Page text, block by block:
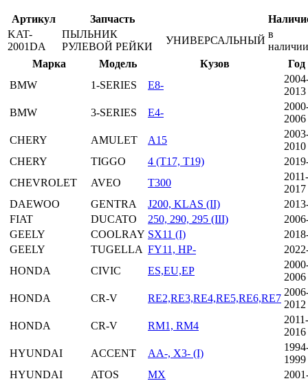
Артикул Запчасть
KAT-
2001DA
ПЫЛЬНИК
РУЛЕВОЙ РЕЙКИ
УНИВЕРСАЛЬНЫЙ
в
наличии
Марка
Модель Кузов
Год
BMW
1-SERIES E8-
2013
BMW
3-SERIES E4-
2006
CHERY
AMULET A15
2010
CHERY
TIGGO 4 (T17, T19)
CHEVROLET
AVEO T300
2011-
2017
DAEWOO
GENTRA J200, KLAS (II)
FIAT
DUCATO 250, 290, 295 (III)
GEELY
COOLRAY SX11 (I)
GEELY
TUGELLA FY11, HP-
HONDA
CIVIC ES,EU,EP
2006
HONDA
CR-V RE2,RE3,RE4,RE5,RE6,RE7
2012
HONDA
CR-V RM1, RM4
2011-
2016
HYUNDAI
ACCENT AA-, X3- (I)
1999
HYUNDAI
ATOS MX